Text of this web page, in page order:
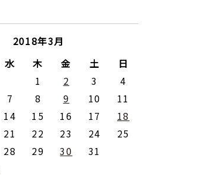
2018年3月
水 木 金 土
日
1
2 3
4
7 8 9 10
11
14 15 16 17
18
21 22 23 24
25
28 29 30
31